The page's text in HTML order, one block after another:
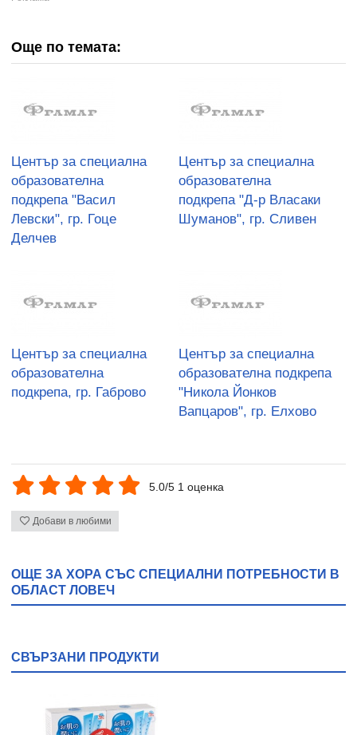
Още по темата:
Център за специална
образователна
подкрепа "Васил
Левски", гр. Гоце
Делчев
Център за специална
образователна
подкрепа "Д-р Власаки
Шуманов", гр. Сливен
Център за специална
образователна
подкрепа, гр. Габрово
Център за специална
образователна подкрепа
"Никола Йонков
Вапцаров", гр. Елхово
5.0/5 1 оценка
Добави в любими
ОЩЕ ЗА ХОРА СЪС СПЕЦИАЛНИ ПОТРЕБНОСТИ В
ОБЛАСТ ЛОВЕЧ
СВЪРЗАНИ ПРОДУКТИ